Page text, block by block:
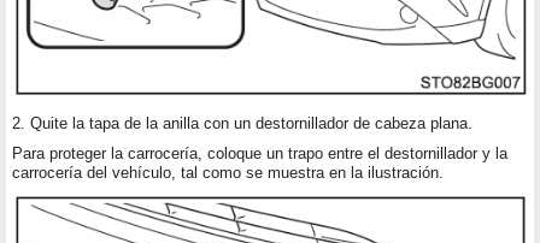
2. Quite la tapa de la anilla con un destornillador de cabeza plana.
Para proteger la carrocería, coloque un trapo entre el destornillador y la
carrocería del vehículo, tal como se muestra en la ilustración.